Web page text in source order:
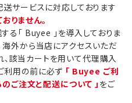
サービスに対応しております
りません。
「 Buyee 」を導入しておりま
海外から当店にアクセスいただ
該当カートを用いて代理購入
利用の前に必ず 「 Buyee ご利
ご注文と配送について 」 をご